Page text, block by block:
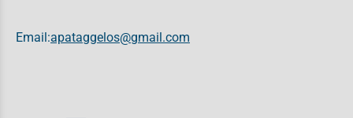
Email:apataggelos@gmail.com